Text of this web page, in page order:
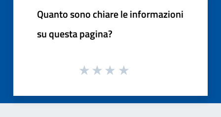
Quanto sono chiare le informazioni
su questa pagina?